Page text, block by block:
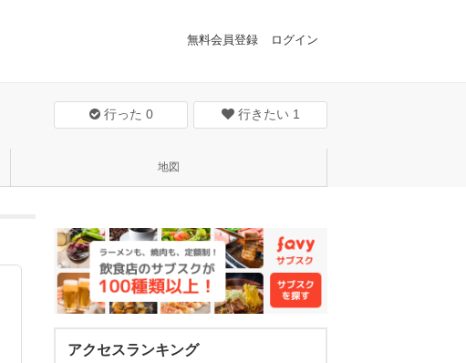
無料会員登録 ログイン
行った 0 行きたい 1
地図
アクセスランキング